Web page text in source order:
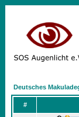
Deutsches
#